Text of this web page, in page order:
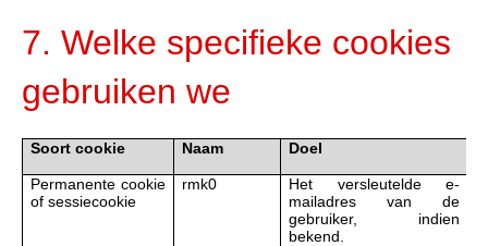
7. Welke specifieke cookies
gebruiken we
Soort cookie Naam Doel
Permanente cookie
of sessiecookie
rmk0
Het versleutelde e-
mailadres van de
gebruiker, indien
bekend.